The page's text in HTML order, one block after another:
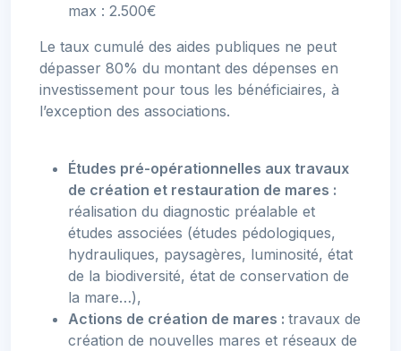
max : 2.500€
Le taux cumulé des aides publiques ne peut
dépasser 80% du montant des dépenses en
investissement pour tous les bénéficiaires, à
l’exception des associations.
Études pré-opérationnelles aux travaux
de création et restauration de mares :
réalisation du diagnostic préalable et
études associées (études pédologiques,
hydrauliques, paysagères, luminosité, état
de la biodiversité, état de conservation de
la mare…),
Actions de création de mares : travaux de
création de nouvelles mares et réseaux de